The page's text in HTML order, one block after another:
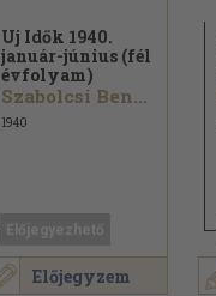
Előjegyzem
Uj Idők 1940.
január-június (fél
évfolyam)
Szabolcsi Bence...
1940